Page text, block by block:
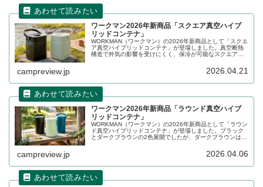
ワークマン2026年新商品「スクエア真空ハイブ
リッドコンテナ」
WORKMAN（ワークマン）の2026年新商品として「スクエ
ア真空ハイブリッドコンテナ」が登場しました。真空断熱
構造で外気の影響を受けにくく、保冷が可能なスクエア形
す。容量600mlのペットボトルも収納できるようになりま
campreview.jp 2026.04.21
ワークマン2026年新商品「ラウンド真空ハイブ
リッドコンテナ」
WORKMAN（ワークマン）の2026年新商品として「ラウン
ド真空ハイブリッドコンテナ」が登場しました。ブラック
とダークブラウンの2色展開でしたが、ダークブラウンは廃
campreview.jp 2026.04.06